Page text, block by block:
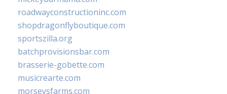
roadwayconstructioninc.com
shopdragonflyboutique.com
sportszilla.org
batchprovisionsbar.com
brasserie-gobette.com
musicrearte.com
morseysfarms.com